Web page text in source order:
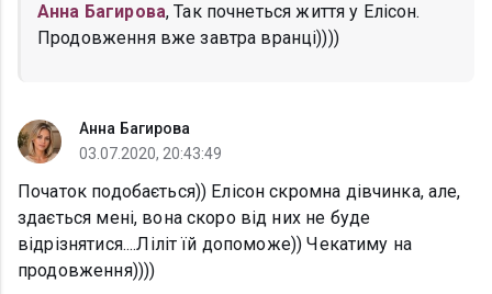
Анна Багирова, Так почнеться життя у Елісон.
Продовження вже завтра вранці))))
Анна Багирова
03.07.2020, 20:43:49
Початок подобається)) Елісон скромна дівчинка, але,
здається мені, вона скоро від них не буде
відрізнятися....Ліліт їй допоможе)) Чекатиму на
продовження))))